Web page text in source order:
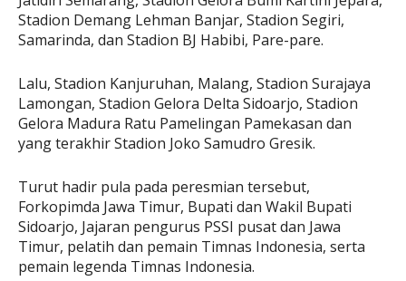
Stadion Demang Lehman Banjar, Stadion Segiri,
Samarinda, dan Stadion BJ Habibi, Pare-pare.
Lalu, Stadion Kanjuruhan, Malang, Stadion Surajaya
Lamongan, Stadion Gelora Delta Sidoarjo, Stadion
Gelora Madura Ratu Pamelingan Pamekasan dan
yang terakhir Stadion Joko Samudro Gresik.
Turut hadir pula pada peresmian tersebut,
Forkopimda Jawa Timur, Bupati dan Wakil Bupati
Sidoarjo, Jajaran pengurus PSSI pusat dan Jawa
Timur, pelatih dan pemain Timnas Indonesia, serta
pemain legenda Timnas Indonesia.